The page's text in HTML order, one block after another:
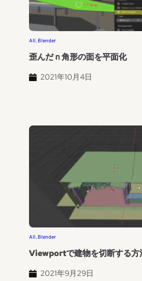
All, Blender
歪んだｎ角形の面を平面化
2021年10月4日
All, Blender
Viewportで建物を切断する方
2021年9月29日